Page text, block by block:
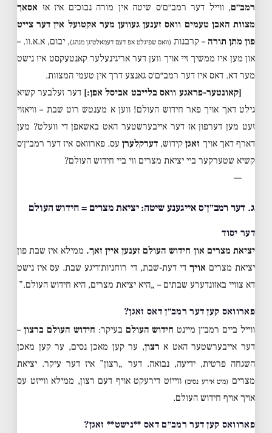
רמב״ם, ווייל דער רמב״ם׳ס שיטה אין מורה נבוכים איז אז אסאך
מצוות האבן טעמים וואס זענען געווען מער אקטועל אין דער צייט
פון מתן תורה – קרבנות (וואס שפיגלט אפ דעם דעמאלטיגן מנהג), יבום, א.א.וו. –
און מען איז ממשיך זיי אויך ווען דער אריגינעלער קאנטעקסט איז נישט
מער דא. דאס איז דער רמב״ם׳ס גאנצע דרך אין טעמי המצוות.
[קאונטער-פראגע וואס בלייבט אביסל אפן:] דער זעלבער קשיא
גילט דאך אויך פאר חידוש העולם! ווען א מענטש רוט שבת – וויאזוי
זעט מען דערפון אז דער אייבערשטער האט באשאפן די וועלט? מען
דארף דאך אויך זאגןקידוש, דערקלערן עס. פארוואס איז דער רמב״ן׳ס
קשיא שטערקער ביי יציאת מצרים ווי ביי חידוש העולם?
—
ג. דער רמב״ן׳ס אייגענע שיטה: יציאת מצרים = חידוש העולם
דער יסוד
יציאת מצרים און חידוש העולם זענען איין זאך. ממילא איז שבת פון
יציאת מצרים אויך די דעת-שבת, די רוחניות׳דיגע שבת. עס איז נישט
דא צוויי באזונדערע שבתים – „היא יציאת מצרים, היא חידוש העולם.”
פארוואס קען דער רמב״ן דאס זאגן?
ווייל ביים רמב״ן מיינט חידוש העולם בעיקר: חידוש העולם ברצון –
דער אייבערשטער האט א רצון, ער קען מאכן נסים, ער קען מאכן
השגחה פרטית, ידיעה, נבואה. דער „רצון” איז דער עיקר. יציאת
מצרים (מיט אירע נסים) ווייזט דירעקט אויף דעם רצון, ממילא ווייזט עס
אויך אויף חידוש העולם.
פארוואס קען דער רמב״ם דאס **נישט** זאגן?